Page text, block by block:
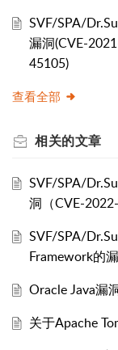
SVF/SPA/
漏洞(CVE-
45105)
查看全部
相关的文章
SVF/SPA/
洞（CVE-
SVF/SPA/
Framework的
Oracle Java漏
关于Apache